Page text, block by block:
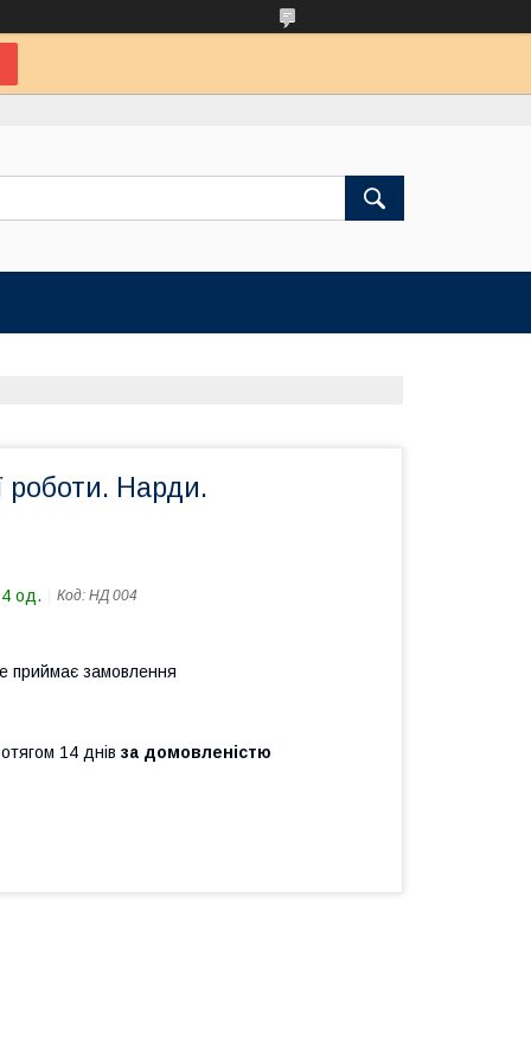
роботи. Нарди.
од. Код: НД 004
приймає замовлення
14 днів за домовленістю